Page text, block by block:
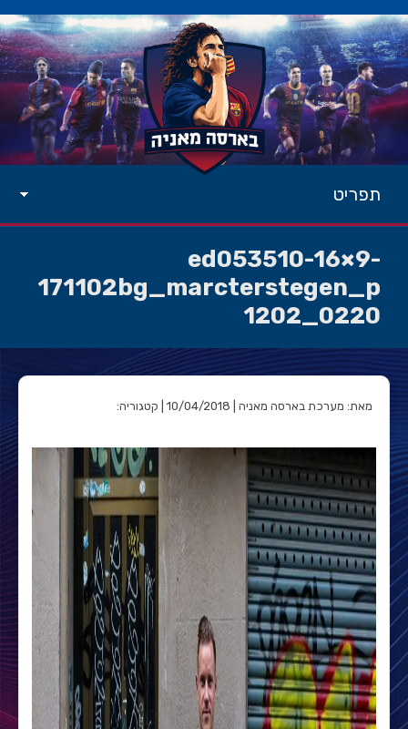
תפריט
ed053510-16×9-
171102bg_marcterstegen_p
1202_0220
מאת: מערכת בארסה מאניה | 10/04/2018 | קטגוריה: